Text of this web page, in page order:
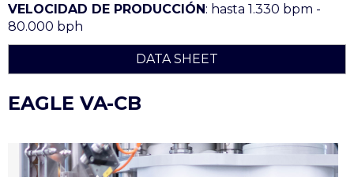
VELOCIDAD DE PRODUCCIÓN: hasta 1.330 bpm -
80.000 bph
DATA SHEET
EAGLE VA-CB